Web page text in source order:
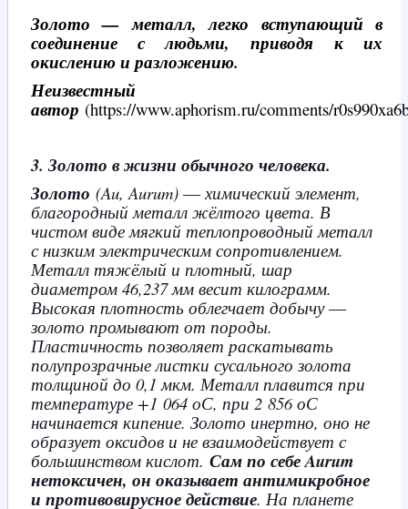
Золото — металл, легко вступающий в
соединение с людьми, приводя
к их
окислению и разложению.
Неизвестный
автор (https://www.aphorism.ru/comments/
3. Золото в жизни обычного человека.
Золото (Au, Aurum) ― химический элемент,
благородный металл жёлтого цвета. В
чистом виде мягкий теплопроводный металл
с низким электрическим сопротивлением.
Металл тяжёлый и плотный, шар
диаметром 46,237 мм весит килограмм.
Высокая плотность облегчает добычу ―
золото промывают от породы.
Пластичность позволяет раскатывать
полупрозрачные листки сусального золота
толщиной до 0,1 мкм. Металл плавится при
температуре +1 064 оС, при 2 856 оС
начинается кипение. Золото инертно, оно не
образует оксидов и не взаимодействует с
большинством кислот. Сам по себе Aurum
нетоксичен, он оказывает антимикробное
и противовирусное действие. На планете